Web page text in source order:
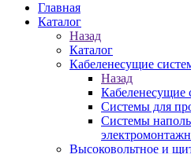
Главная
Каталог
Назад
Каталог
Кабеленесущие
Назад
Кабеленесущие
Системы для
Системы
Высоковольтное и